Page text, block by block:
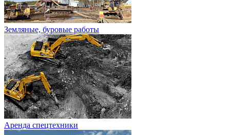
Земляные, буровые работы
Аренда спецтехники